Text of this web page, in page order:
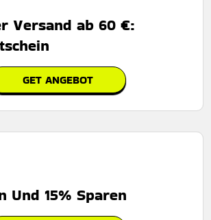
Versand ab 60 €:
GET ANGEBOT
Und 15% Sparen